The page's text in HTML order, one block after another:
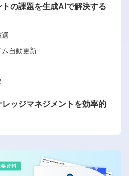
の課題を生成AIで解決する
選
ム自動更新
ッジマネジメントを効率的